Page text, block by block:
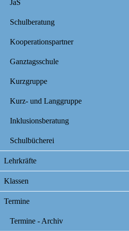
JaS
Schulberatung
Kooperationspartner
Ganztagsschule
Kurzgruppe
Kurz- und Langgruppe
Inklusionsberatung
Schulbücherei
Lehrkräfte
Klassen
Termine
Termine - Archiv